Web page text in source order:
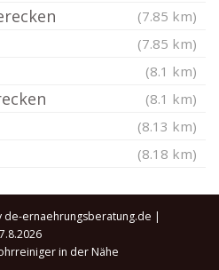
(7.85 km)
(7.85 km)
(8.1 km)
(8.1 km)
(8.13 km)
(8.18 km)
de-ernaehrungsberatung.de |
7.8.2026
in der Nähe